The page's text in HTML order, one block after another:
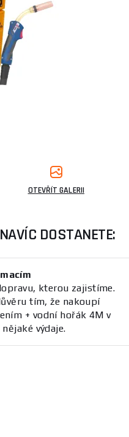
OTEVŘÍT GALERII
DOSTANETE:
kterou zajistíme.
tím, že nakoupí
+ vodní hořák 4M v
výdaje.